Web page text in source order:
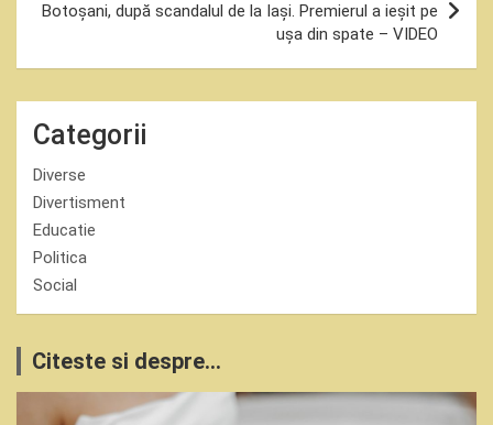
Botoșani, după scandalul de la Iași. Premierul a ieșit pe
ușa din spate – VIDEO
Categorii
Diverse
Divertisment
Educatie
Politica
Social
Citeste si despre...